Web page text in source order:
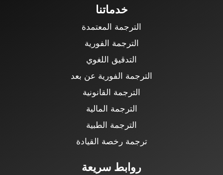
خدماتنا
الترجمة المعتمدة
الترجمة الفورية
التدقيق اللغوي
الترجمة الفورية عن بعد
الترجمة القانونية
الترجمة المالية
الترجمة الطبية
ترجمة رخصة القيادة
روابط سريعة